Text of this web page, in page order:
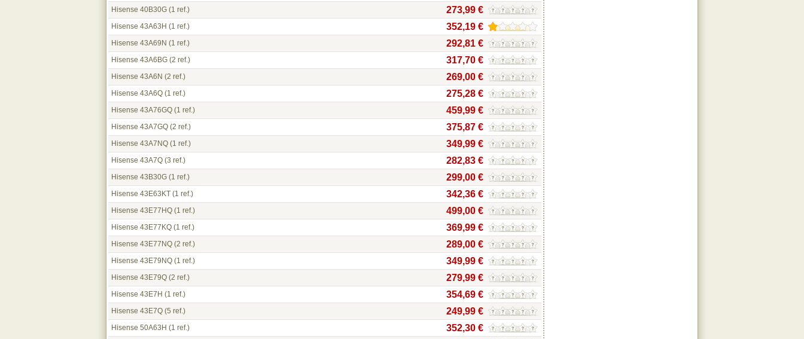
Hisense 40B30G (1 ref.) 273,99 €
Hisense 43A63H (1 ref.) 352,19 €
Hisense 43A69N (1 ref.) 292,81 €
Hisense 43A6BG (2 ref.) 317,70 €
Hisense 43A6N (2 ref.) 269,00 €
Hisense 43A6Q (1 ref.) 275,28 €
Hisense 43A76GQ (1 ref.) 459,99 €
Hisense 43A7GQ (2 ref.) 375,87 €
Hisense 43A7NQ (1 ref.) 349,99 €
Hisense 43A7Q (3 ref.) 282,83 €
Hisense 43B30G (1 ref.) 299,00 €
Hisense 43E63KT (1 ref.) 342,36 €
Hisense 43E77HQ (1 ref.) 499,00 €
Hisense 43E77KQ (1 ref.) 369,99 €
Hisense 43E77NQ (2 ref.) 289,00 €
Hisense 43E79NQ (1 ref.) 349,99 €
Hisense 43E79Q (2 ref.) 279,99 €
Hisense 43E7H (1 ref.) 354,69 €
Hisense 43E7Q (5 ref.) 249,99 €
Hisense 50A63H (1 ref.) 352,30 €